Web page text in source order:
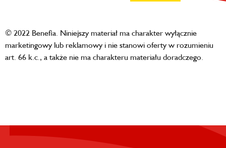
© 2022 Benefia. Niniejszy materiał ma charakter wyłącznie
marketingowy lub reklamowy i nie stanowi oferty w rozumieniu
art. 66 k.c., a także nie ma charakteru materiału doradczego.